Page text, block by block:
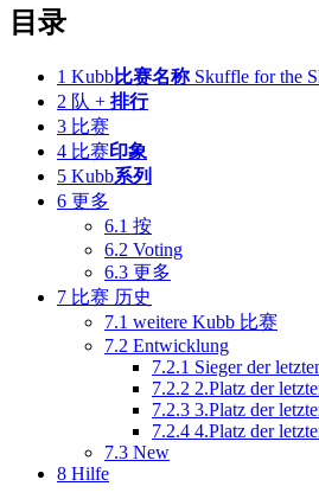
目录
1 Kubb比赛名称Skuffle for the
2 队 + 排行
3 比赛
4 比赛印象
5 Kubb系列
6 更多
6.1 按
6.2 Voting
6.3 更多
7 比赛 历史
7.1 weitere Kubb 比赛
7.2 Entwicklung
7.2.1 Sieger der
7.2.2 2.Platz der
7.2.3 3.Platz der
7.2.4 4.Platz der
7.3 New
8 Hilfe